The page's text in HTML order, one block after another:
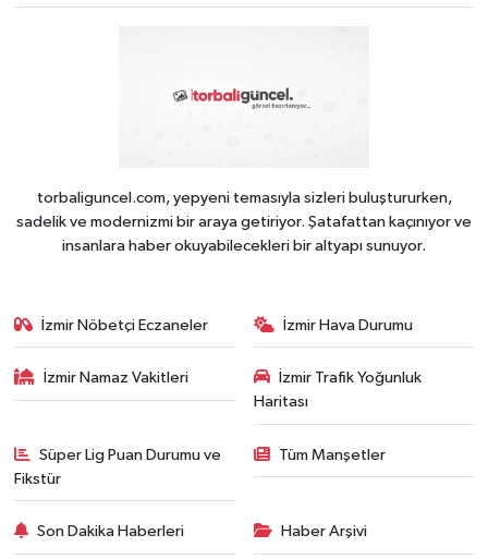
torbaliguncel.com, yepyeni temasıyla sizleri buluştururken,
sadelik ve modernizmi bir araya getiriyor. Şatafattan kaçınıyor ve
insanlara haber okuyabilecekleri bir altyapı sunuyor.
İzmir Nöbetçi Eczaneler İzmir Hava Durumu
İzmir Namaz Vakitleri
İzmir Trafik Yoğunluk
Haritası
Süper Lig Puan Durumu ve
Fikstür
Tüm Manşetler
Son Dakika Haberleri Haber Arşivi